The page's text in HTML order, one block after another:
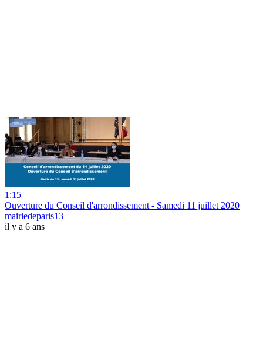
1:15
Ouverture du Conseil d'arrondissement - Samedi 11 juillet 2020
mairiedeparis13
il y a 6 ans